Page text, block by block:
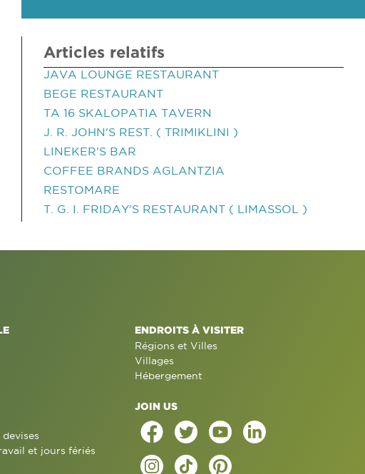
Articles relatifs
JAVA LOUNGE RESTAURANT
BEGE RESTAURANT
TA 16 SKALOPATIA TAVERN
J. R. JOHN'S REST. ( TRIMIKLINI )
LINEKER'S BAR
COFFEE BRANDS AGLANTZIA
RESTOMARE
T. G. I. FRIDAY'S RESTAURANT ( LIMASSOL )
et jours fériés
ENDROITS À VISITER
Régions et Villes
Villages
Hébergement
JOIN US